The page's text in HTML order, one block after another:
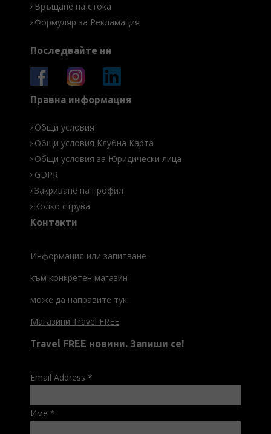
Връщане на стока
Формуляр за Рекламация
Последвайте ни
Правна информация
Общи условия
Общи условия Клубна Карта
Общи условия за Юридически лица
GDPR
Закриване на профил
Колко струва
Контакти
Информация или запитване
към конкретен магазин
може да направите тук:
Магазини Travel FREE
Travel FREE новини. Запиши се!
Email Address *
Име *